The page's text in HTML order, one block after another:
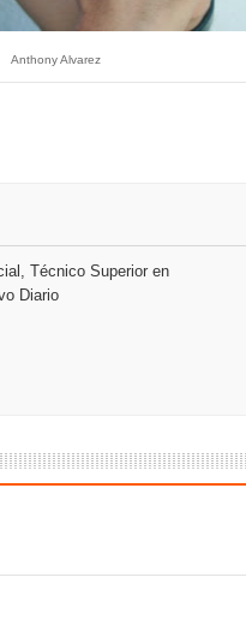
y la Inversión
empresa del sector con
Anthony Alvarez
Técnico Superior en
Diario